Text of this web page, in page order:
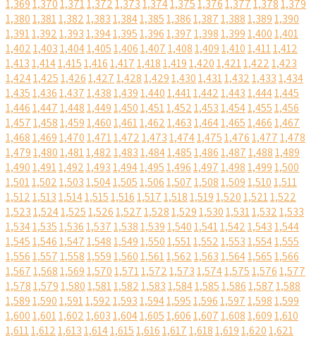
1,3691,3701,3711,3721,3731,3741,3751,3761,3771,3781,379
1,3801,3811,3821,3831,3841,3851,3861,3871,3881,3891,390
1,3911,3921,3931,3941,3951,3961,3971,3981,3991,4001,401
1,4021,4031,4041,4051,4061,4071,4081,4091,4101,4111,412
1,4131,4141,4151,4161,4171,4181,4191,4201,4211,4221,423
1,4241,4251,4261,4271,4281,4291,4301,4311,4321,4331,434
1,4351,4361,4371,4381,4391,4401,4411,4421,4431,4441,445
1,4461,4471,4481,4491,4501,4511,4521,4531,4541,4551,456
1,4571,4581,4591,4601,4611,4621,4631,4641,4651,4661,467
1,4681,4691,4701,4711,4721,4731,4741,4751,4761,4771,478
1,4791,4801,4811,4821,4831,4841,4851,4861,4871,4881,489
1,4901,4911,4921,4931,4941,4951,4961,4971,4981,4991,500
1,5011,5021,5031,5041,5051,5061,5071,5081,5091,5101,511
1,5121,5131,5141,5151,5161,5171,5181,5191,5201,5211,522
1,5231,5241,5251,5261,5271,5281,5291,5301,5311,5321,533
1,5341,5351,5361,5371,5381,5391,5401,5411,5421,5431,544
1,5451,5461,5471,5481,5491,5501,5511,5521,5531,5541,555
1,5561,5571,5581,5591,5601,5611,5621,5631,5641,5651,566
1,5671,5681,5691,5701,5711,5721,5731,5741,5751,5761,577
1,5781,5791,5801,5811,5821,5831,5841,5851,5861,5871,588
1,5891,5901,5911,5921,5931,5941,5951,5961,5971,5981,599
1,6001,6011,6021,6031,6041,6051,6061,6071,6081,6091,610
1,6111,6121,6131,6141,6151,6161,6171,6181,6191,6201,621